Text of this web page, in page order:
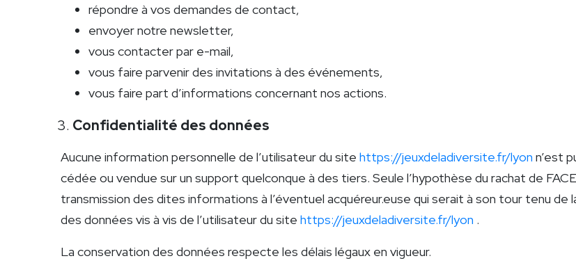
répondre à vos demandes de contact,
envoyer notre newsletter,
vous contacter par e-mail,
vous faire parvenir des invitations à des événements,
vous faire part d’informations concernant nos actions.
Confidentialité des données
Aucune information personnelle de l’utilisateur du site https://jeuxdeladiversite.fr/lyon n’est
cédée ou vendue sur un support quelconque à des tiers. Seule l’hypothèse du rachat de
transmission des dites informations à l’éventuel acquéreur.euse qui serait à son tour tenu
des données vis à vis de l’utilisateur du site https://jeuxdeladiversite.fr/lyon .
La conservation des données respecte les délais légaux en vigueur.